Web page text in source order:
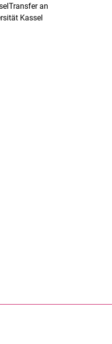
an
Kassel